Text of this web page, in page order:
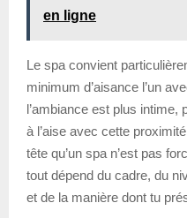
en ligne
Le spa convient
minimum d’aisance l’un
l’ambiance est plus intime,
à l’aise avec cette
tête qu’un spa n’est pas
tout dépend du cadre, du
et de la manière dont tu